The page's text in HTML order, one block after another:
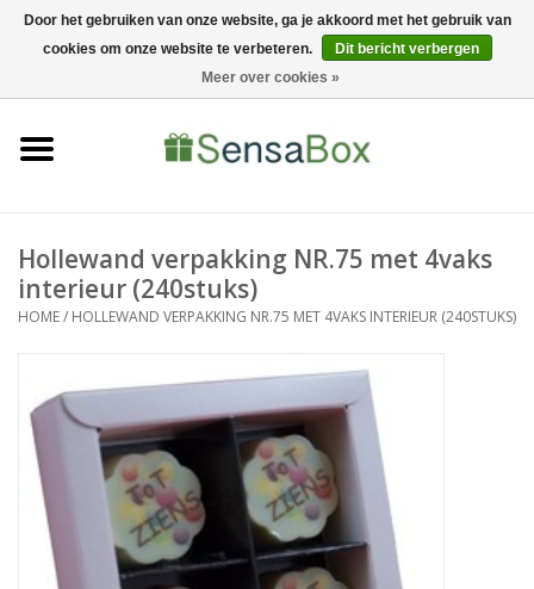
06-22022900 0 Artikelen - €0,00
Bewerkingen
Nieuws
Hollewand verpakking NR.75 met 4vaks
interieur (240stuks)
HOME/ HOLLEWAND VERPAKKING NR.75 MET 4VAKS INTERIEUR (240STUKS)
Door het gebruiken van onze website, ga je akkoord met het gebruik van
cookies om onze website te verbeteren.
Dit bericht verbergen
Meer over cookies »